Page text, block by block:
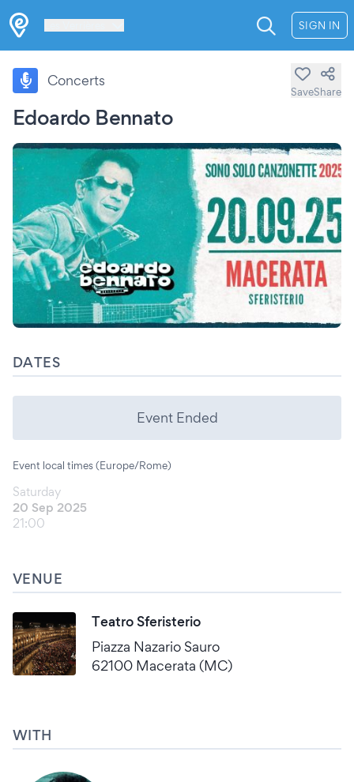
SIGN IN
Edoardo Bennato
Concerts
SaveShare
DATES
Event Ended
Event local times (Europe/Rome)
Saturday
20 Sep 2025
21:00
VENUE
Teatro Sferisterio
Piazza Nazario Sauro
62100 Macerata (MC)
WITH